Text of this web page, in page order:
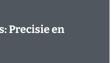
Precisie en